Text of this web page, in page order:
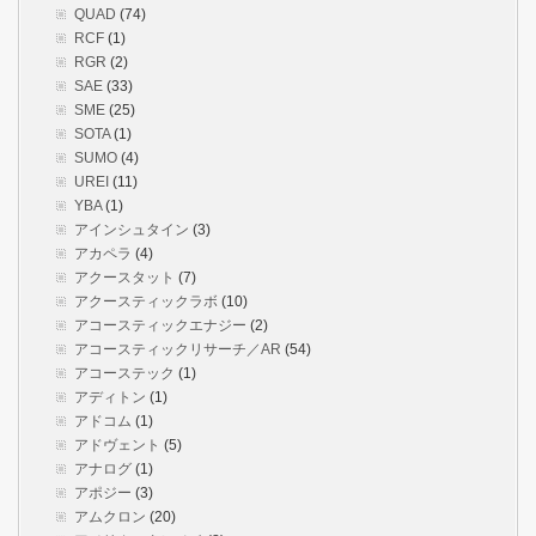
QUAD (74)
RCF (1)
RGR (2)
SAE (33)
SME (25)
SOTA(1)
SUMO (4)
UREI (11)
YBA(1)
アインシュタイン (3)
アカペラ (4)
アクースタット (7)
アクースティックラボ (10)
アコースティックエナジー (2)
アコースティックリサーチ／AR (54)
アコーステック (1)
アディトン (1)
アドコム (1)
アドヴェント (5)
アナログ (1)
アポジー (3)
アムクロン (20)